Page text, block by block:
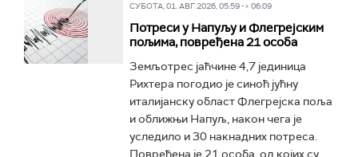
СУБОТА, 01. АВГ 2026, 05:59 -> 06:09
Потреси у Напуљу и Флегрејским
пољима, повређена 21 особа
Земљотрес јаћчине 4,7 јединица
Рихтера погодио је синоћ јућну
италијанску област Флегрејска поља
и оближњи Напуљ, након чега је
уследило и 30 накнадних потреса.
Повређена је 21 особа, од којих су